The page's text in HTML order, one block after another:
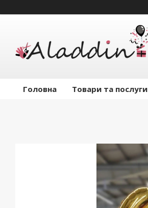
Головна Товари та послуги